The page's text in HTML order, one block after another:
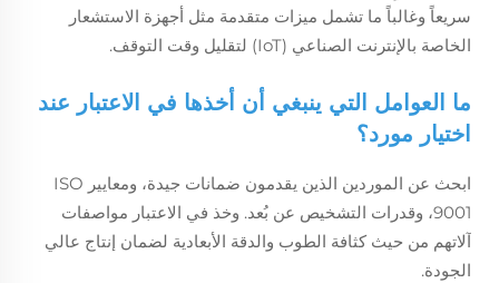
سريعاً وغالباً ما تشمل ميزات متقدمة مثل أجهزة الاستشعار
الخاصة بالإنترنت الصناعي (IoT) لتقليل وقت التوقف.
ما العوامل التي ينبغي أن أخذها في الاعتبار عند
اختيار مورد؟
ابحث عن الموردين الذين يقدمون ضمانات جيدة، ومعايير ISO
9001، وقدرات التشخيص عن بُعد. وخذ في الاعتبار مواصفات
آلاتهم من حيث كثافة الطوب والدقة الأبعادية لضمان إنتاج عالي
الجودة.